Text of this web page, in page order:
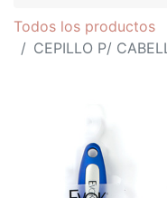
Todos los productos
CEPILLO P/